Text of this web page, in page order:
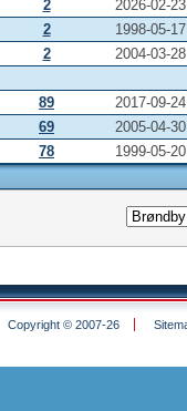
2
2026-02-23
2
1998-05-17
2 2004-03-28
89
2017-09-24
69
2005-04-30
78 1999-05-20
Copyright © 2007-26